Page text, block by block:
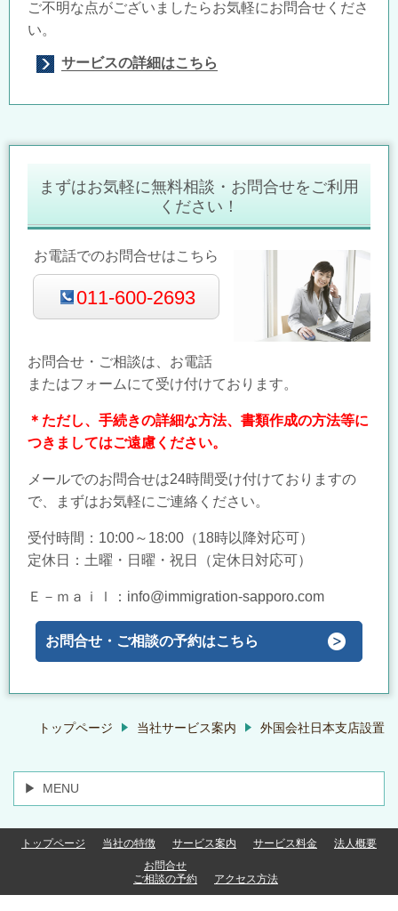
ご不明な点がございましたらお気軽にお問合せくださ
い。
サービスの詳細はこちら
まずはお気軽に無料相談・お問合せをご利用
ください！
お電話でのお問合せはこちら
011-600-2693
お問合せ・ご相談は、お電話
またはフォームにて受け付けております。
＊ただし、手続きの詳細な方法、書類作成の方法等に
つきましてはご遠慮ください。
メールでのお問合せは24時間受け付けておりますの
で、まずはお気軽にご連絡ください。
受付時間： 10:00～18:00（18時以降対応可）
定休日：土曜・日曜・祝日
（定休日対応可）
Ｅ－ｍａｉｌ：info@immigration-sapporo.com
お問合せ・ご相談の予約はこちら
トップページ 当社サービス案内 外国会社日本支店設置
MENU
トップページ 当社の特徴 サービス案内 サービス料金
法人概要
お問合せ
ご相談の予約
アクセス方法